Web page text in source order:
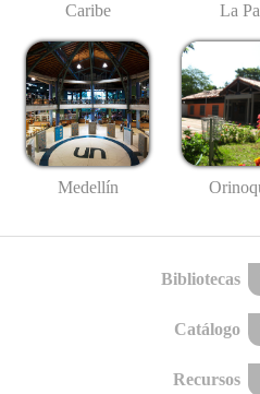
Caribe La
Medellín
Bibliotecas
Catálogo
Recursos